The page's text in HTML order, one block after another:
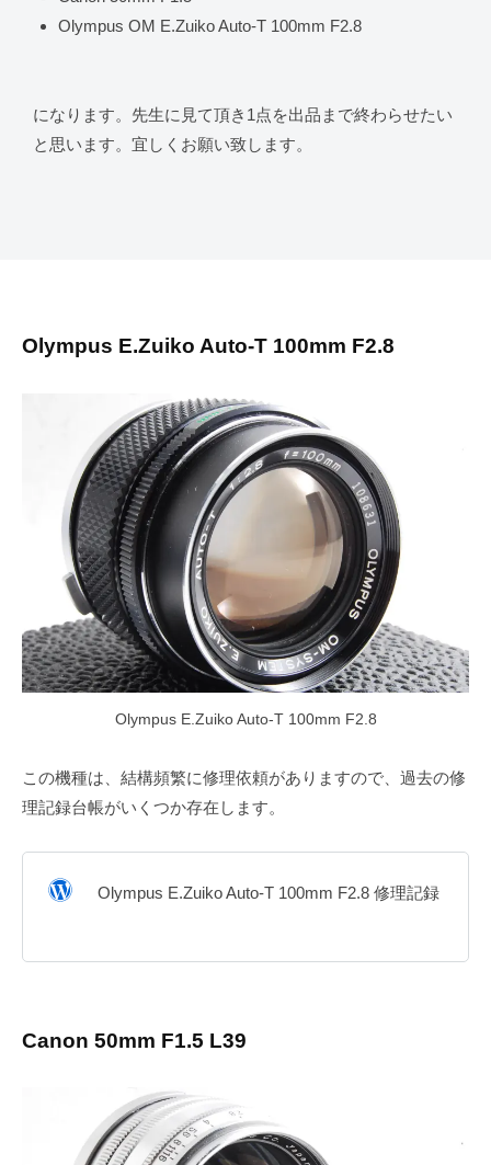
Olympus OM E.Zuiko Auto-T 100mm F2.8
になります。先生に見て頂き1点を出品まで終わらせたい
と思います。宜しくお願い致します。
Olympus E.Zuiko Auto-T 100mm F2.8
Olympus E.Zuiko Auto-T 100mm F2.8
この機種は、結構頻繁に修理依頼がありますので、過去の修
理記録台帳がいくつか存在します。
Olympus E.Zuiko Auto-T 100mm F2.8 修理記録
Canon 50mm F1.5 L39